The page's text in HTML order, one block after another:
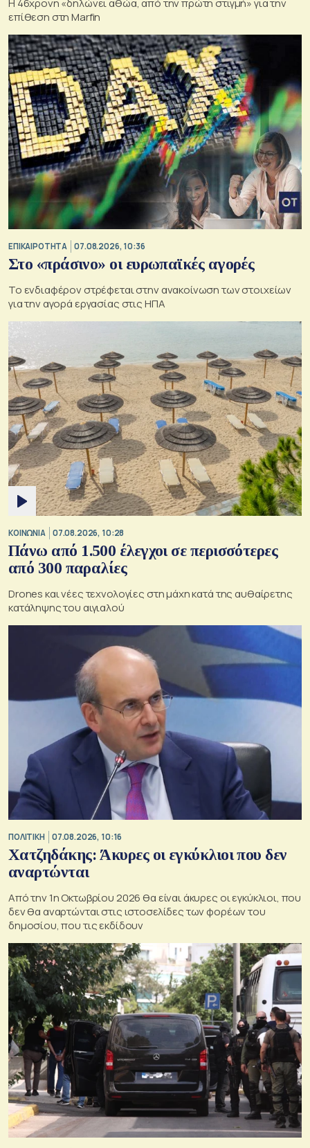
H 46χρονη «δηλώνει αθώα, από την πρώτη στιγμή» για την
επίθεση στη Marfin
ΕΠΙΚΑΙΡΟΤΗΤΑ 07.08.2026, 10:36
Στο «πράσινο» οι ευρωπαϊκές αγορές
Το ενδιαφέρον στρέφεται στην ανακοίνωση των στοιχείων
για την αγορά εργασίας στις ΗΠΑ
ΚΟΙΝΩΝΙΑ 07.08.2026, 10:28
Πάνω από 1.500 έλεγχοι σε περισσότερες
από 300 παραλίες
Drones και νέες τεχνολογίες στη μάχη κατά της αυθαίρετης
κατάληψης του αιγιαλού
ΠΟΛΙΤΙΚΗ 07.08.2026, 10:16
Χατζηδάκης: Άκυρες οι εγκύκλιοι που δεν
αναρτώνται
Από την 1η Οκτωβρίου 2026 θα είναι άκυρες οι εγκύκλιοι, που
δεν θα αναρτώνται στις ιστοσελίδες των φορέων του
δημοσίου, που τις εκδίδουν